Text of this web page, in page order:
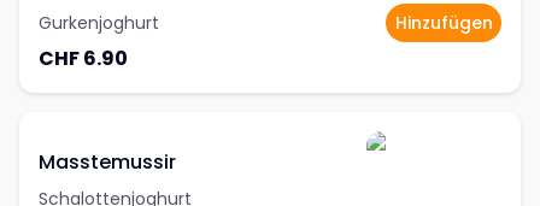
Gurkenjoghurt
CHF 6.90
Hinzufügen
Masstemussir
Schalottenjoghurt